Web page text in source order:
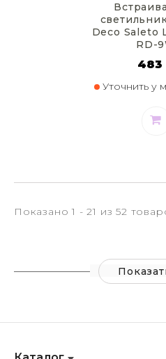
Deco Saleto
RD-
483
Уточнить у
Показано 1 - 21 из 52